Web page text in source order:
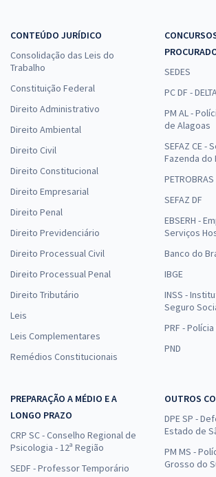
CONTEÚDO JURÍDICO
Consolidação das Leis do
Trabalho
Constituição Federal
Direito Administrativo
Direito Ambiental
Direito Civil
Direito Constitucional
Direito Empresarial
Direito Penal
Direito Previdenciário
Direito Processual Civil
Direito Processual Penal
Direito Tributário
Leis
Leis Complementares
Remédios Constitucionais
SEDES
PC DF -
PM AL -
de Alagoas
SEFAZ CE -
Fazenda do
PETROBRAS
SEFAZ DF
EBSERH -
Serviços
Banco do
IBGE
INSS -
Seguro
PRF -
PND
PREPARAÇÃO A MÉDIO E A
LONGO PRAZO
CRP SC - Conselho Regional de
Psicologia - 12ª Região
SEDF - Professor Temporário
OUTROS
DPE SP -
Estado de
PM MS -
Grosso do